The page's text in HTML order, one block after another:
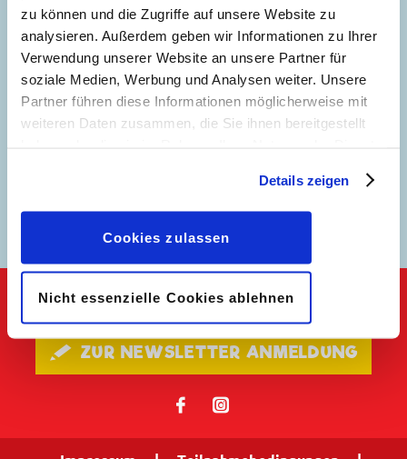
zu können und die Zugriffe auf unsere Website zu
analysieren. Außerdem geben wir Informationen zu Ihrer
Verwendung unserer Website an unsere Partner für
soziale Medien, Werbung und Analysen weiter. Unsere
Partner führen diese Informationen möglicherweise mit
weiteren Daten zusammen, die Sie ihnen bereitgestellt
geben, können Sie diese jederzeit in der
Datenschutzerklärungwieder widerrufen.
Details zeigen
Cookies zulassen
Nicht essenzielle Cookies ablehnen
🖋 ZUR NEWSLETTER ANMELDUNG
𝖿 📷